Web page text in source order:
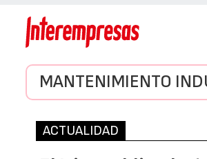
MANTENIMIENTO
ACTUALIDAD